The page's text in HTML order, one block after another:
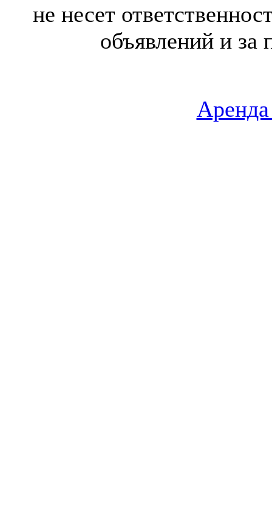
не несет
объявлений и за